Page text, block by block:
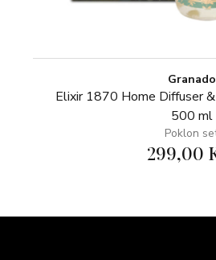
Granado
Elixir 1870 Home Diffuser
500 ml
Poklon
299,00